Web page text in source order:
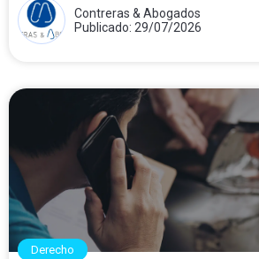
Contreras & Abogados
Publicado: 29/07/2026
Derecho